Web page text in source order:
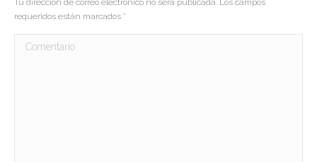
Tu dirección de correo electrónico no será publicada. Los campos
requeridos están marcados *
Comentario